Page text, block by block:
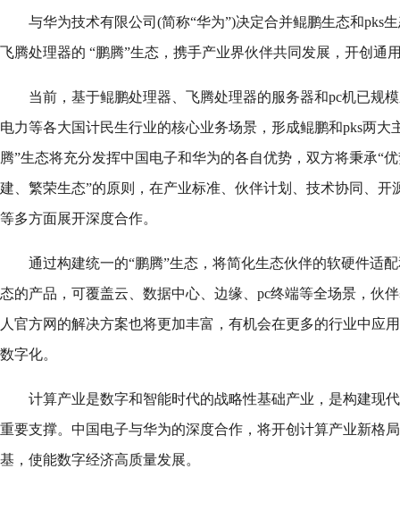
与华为技术有限公司(简称“华为”)决定合并鲲鹏生态和pks
飞腾处理器的 “鹏腾”生态，携手产业界伙伴共同发展，开创通
当前，基于鲲鹏处理器、飞腾处理器的服务器和pc机已规
电力等各大国计民生行业的核心业务场景，形成鲲鹏和pks两大
腾”生态将充分发挥中国电子和华为的各自优势，双方将秉承“
建、繁荣生态”的原则，在产业标准、伙伴计划、技术协同、开
等多方面展开深度合作。
通过构建统一的“鹏腾”生态，将简化生态伙伴的软硬件适
态的产品，可覆盖云、数据中心、边缘、pc终端等全场景，伙
人官方网的解决方案也将更加丰富，有机会在更多的行业中应
数字化。
计算产业是数字和智能时代的战略性基础产业，是构建现
重要支撑。中国电子与华为的深度合作，将开创计算产业新格
基，使能数字经济高质量发展。